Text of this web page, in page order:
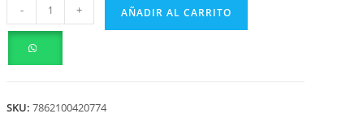
- + AÑADIR AL CARRITO
SKU:7862100420774